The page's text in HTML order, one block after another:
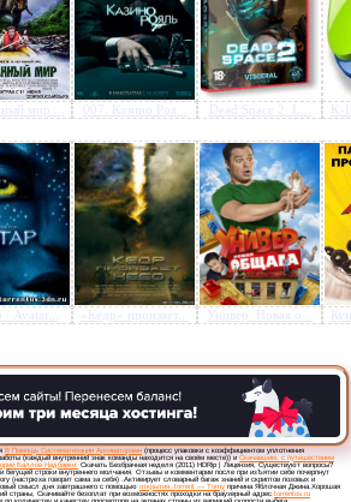
скачать
неделя (2011)
»
мир ... 007: Казино Роя... Dead Space 2: L...
/ Avatar... «Кедр» пронзает... Универ. Новая о...